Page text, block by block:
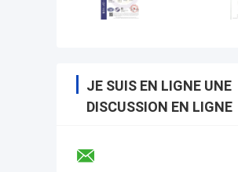
JE SUIS EN LIGNE UNE
DISCUSSION EN LIGNE